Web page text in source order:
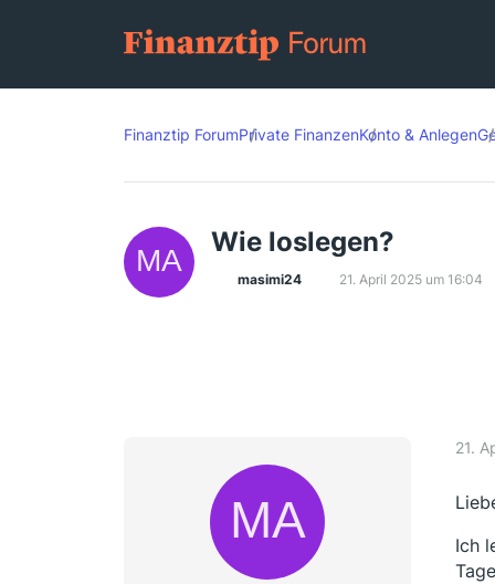
Finanztip ForumPrivate FinanzenKonto & Anlegen
Wie loslegen?
masimi24 21. April 2025 um 16:04
21.
Ich